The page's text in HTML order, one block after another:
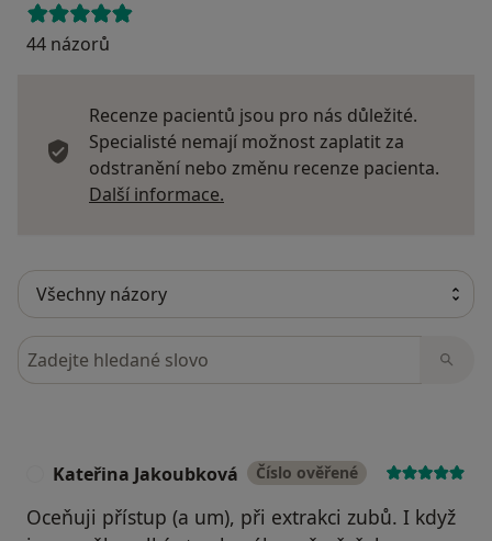
44 názorů
Recenze pacientů jsou pro nás důležité.
Specialisté nemají možnost zaplatit za
odstranění nebo změnu recenze pacienta.
Další informace.
Hledejte v názorech
Kateřina Jakoubková Číslo ověřené
Oceňuji přístup (a um), při extrakci zubů. I když